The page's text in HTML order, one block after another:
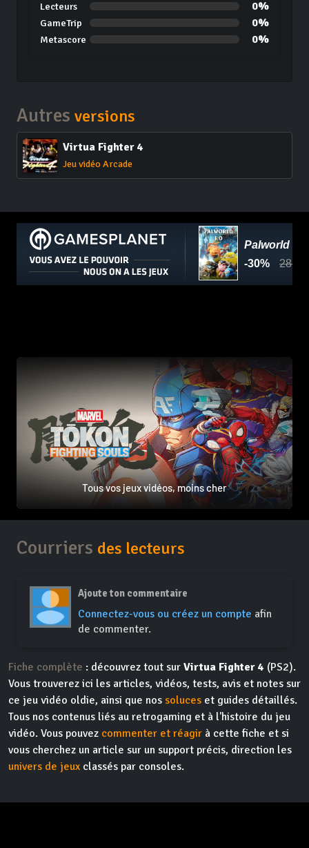
Lecteurs 0%
GameTrip 0%
Metascore 0%
Autres versions
Virtua Fighter 4
Jeu vidéo Arcade
Tous vos jeux vidéos, moins cher
Courriers des lecteurs
Ajoute ton commentaire
Connectez-vous ou créez un compte afin
de commenter.
Fiche complète : découvrez tout sur Virtua Fighter 4 (PS2).
Vous trouverez ici les articles, vidéos, tests, avis et notes sur
ce jeu vidéo oldie, ainsi que nos soluces et guides détaillés.
Tous nos contenus liés au retrogaming et à l'histoire du jeu
vidéo. Vous pouvez commenter et réagir à cette fiche et si
vous cherchez un article sur un support précis, direction les
univers de jeux classés par consoles.